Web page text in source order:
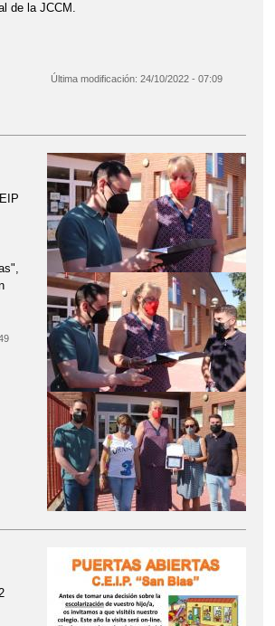
de la JCCM.
Última modificación: 24/10/2022 - 07:09